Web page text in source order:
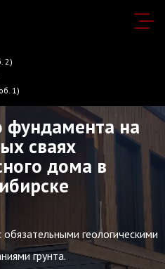
2)
1)
фундамента на
сваях
дома в
геологическими
грунта.